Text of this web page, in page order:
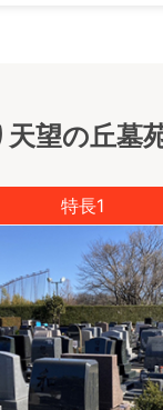
天望の丘墓
特長1